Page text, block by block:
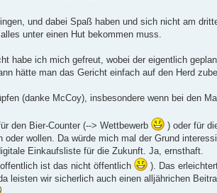
und dabei Spaß haben und sich nicht am
unter einen Hut bekommen muss.
habe ich mich gefreut, wobei der eigentlich
hätte man das Gericht einfach auf den Herd
(danke McCoy), insbesondere wenn bei den
den Bier-Counter (--> Wettbewerb
) oder für
wollen. Da würde mich mal der Grund
Einkaufsliste für die Zukunft. Ja, ernsthaft.
ist das nicht öffentlich
). Das
leisten wir sicherlich auch einen alljährichen